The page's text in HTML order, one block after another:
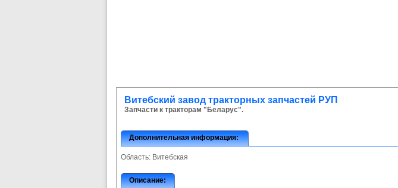
Витебский завод тракторных запчастей РУП
Запчасти к тракторам "Беларус".
Дополнительная информация:
Область: Витебская
Описание: